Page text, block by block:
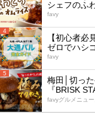
シェフのふ
favy
4
【初心者
ゼロでハシ
favy
5
梅田│切っ
『BRISK
favyグルメニュー